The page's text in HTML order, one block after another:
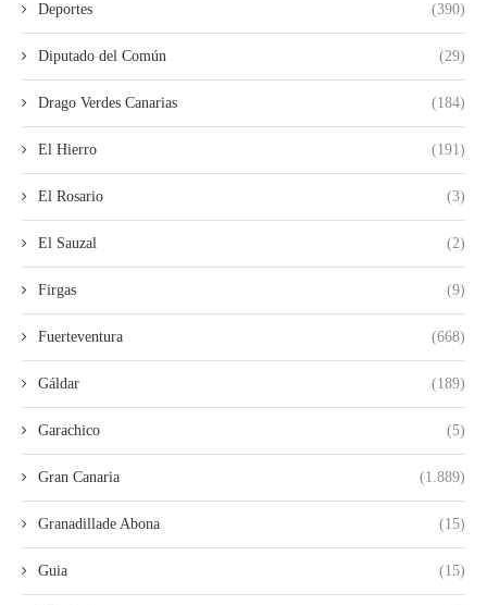
Deportes (390)
Diputado del Común (29)
Drago Verdes Canarias (184)
El Hierro (191)
El Rosario (3)
El Sauzal (2)
Firgas (9)
Fuerteventura (668)
Gáldar (189)
Garachico (5)
Gran Canaria (1.889)
Granadillade Abona (15)
Guia (15)